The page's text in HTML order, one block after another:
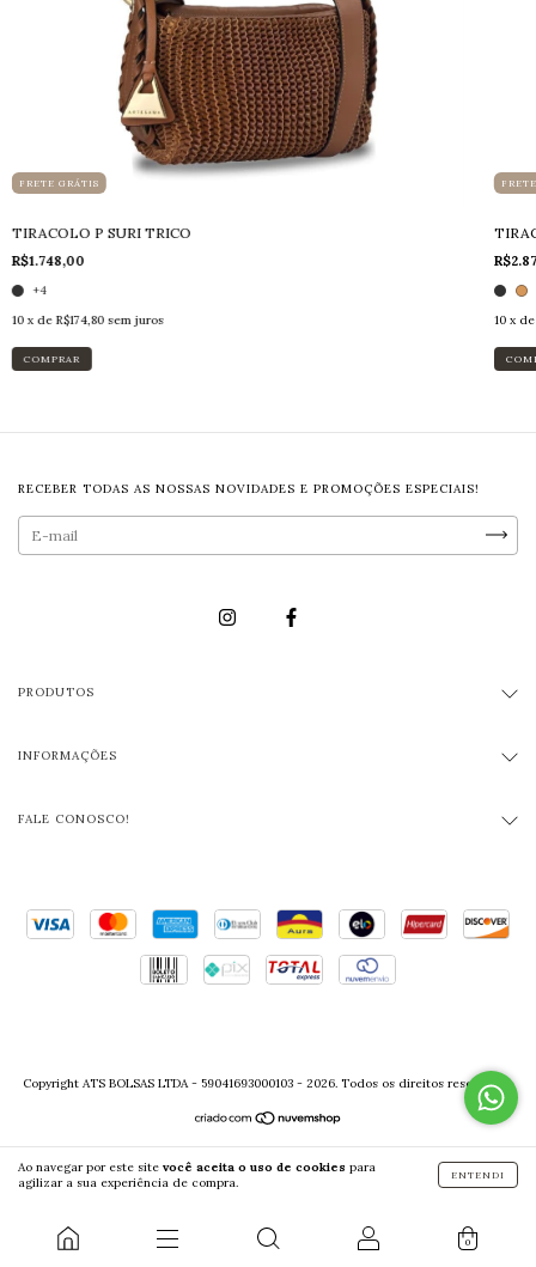
Ao navegar por este site você aceita o uso de cookies para
agilizar a sua experiência de compra.
ENTENDI
0
FRETE GRÁTIS
TIRACOLO P SURI TRICO
R$1.748,00
+4
10 x de R$174,80 sem juros
COMPRAR
10 x
RECEBER TODAS AS NOSSAS NOVIDADES E PROMOÇÕES ESPECIAIS!
PRODUTOS
INFORMAÇÕES
FALE CONOSCO!
Copyright ATS BOLSAS LTDA - 59041693000103 - 2026. Todos os direitos reservados.